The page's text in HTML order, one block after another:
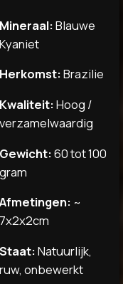
Mineraal:Blauwe
Kyaniet
Herkomst:Brazilie
Kwaliteit:Hoog /
verzamelwaardig
Gewicht:60 tot 100
gram
Afmetingen: ~
7x2x2cm
Staat:Natuurlijk,
ruw, onbewerkt